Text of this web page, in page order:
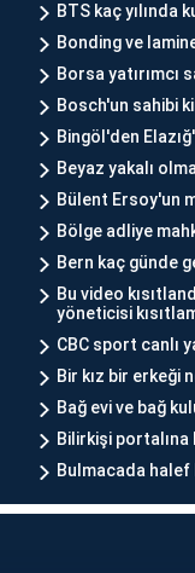
BTS kaç yılında
Bonding ve
Borsa yatırımcı
Bosch'un sahibi
Bingöl'den
Beyaz yakalı
Bülent Ersoy'un
Bölge adliye
Bern kaç günde
Bu video
yöneticisi
CBC sport canlı
Bir kız bir erkeği
Bağ evi ve bağ
Bilirkişi
Bulmacada halef